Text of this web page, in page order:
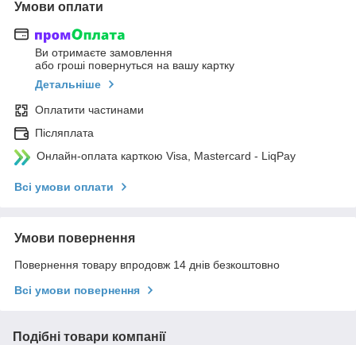
Умови оплати
Ви отримаєте замовлення
або гроші повернуться на вашу картку
Детальніше
Оплатити частинами
Післяплата
Онлайн-оплата карткою Visa, Mastercard - LiqPay
Всі умови оплати
Умови повернення
Повернення товару впродовж 14 днів безкоштовно
Всі умови повернення
Подібні товари компанії